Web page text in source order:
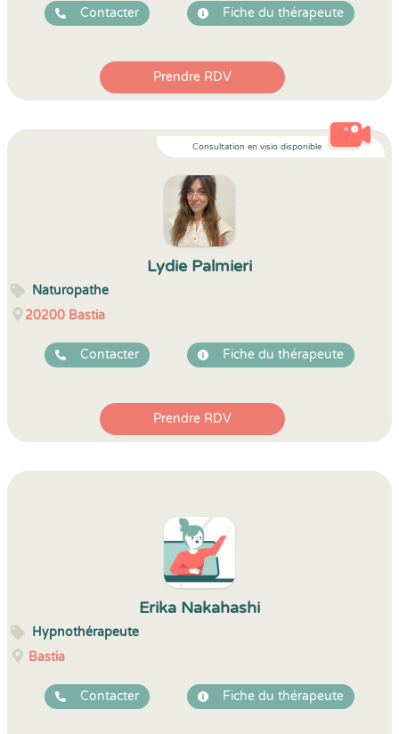
Contacter Fiche du thérapeute
Prendre RDV
Consultation en visio disponible
Lydie Palmieri
Naturopathe
20200 Bastia
Contacter Fiche du thérapeute
Prendre RDV
Erika Nakahashi
Hypnothérapeute
Bastia
Contacter Fiche du thérapeute